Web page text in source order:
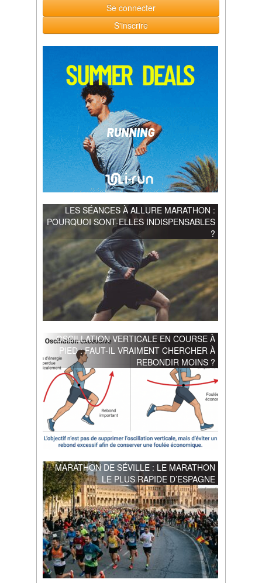
Se connecter
S'inscrire
LES SÉANCES À ALLURE MARATHON :
POURQUOI SONT-ELLES INDISPENSABLES
?
OSCILLATION VERTICALE EN COURSE À
PIED : FAUT-IL VRAIMENT CHERCHER À
REBONDIR MOINS ?
MARATHON DE SÉVILLE : LE MARATHON
LE PLUS RAPIDE D’ESPAGNE